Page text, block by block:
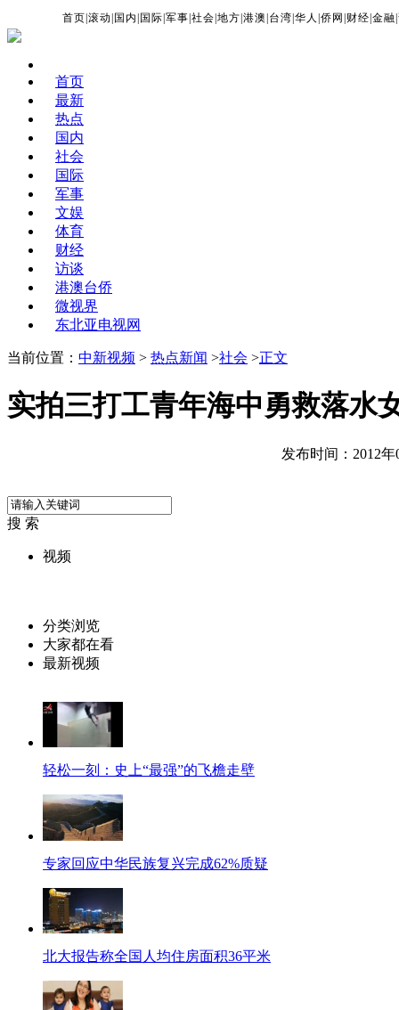
首页 |滚动 国内 国际 |军事 |社会 |地方 |港澳 台湾 |华人 |侨网 财经 |金融 |
首页
最新
热点
国内
社会
国际
军事
文娱
体育
财经
访谈
港澳台侨
微视界
东北亚电视网
当前位置： 中新视频 > 热点新闻 >社会 >正文
实拍三打工青年海中勇救落水
发布时间：2012年
搜 索
视频
分类浏览
大家都在看
最新视频
轻松一刻：史上“最强”的飞檐走壁
专家回应中华民族复兴完成62%质疑
北大报告称全国人均住房面积36平米